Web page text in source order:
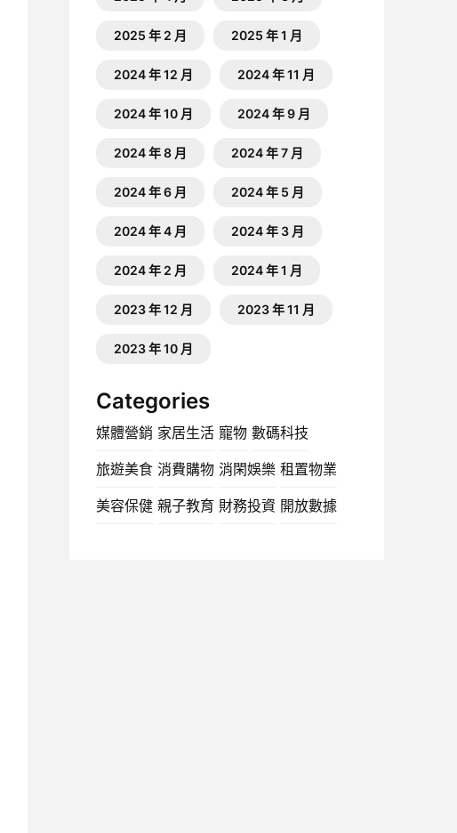
2025 年 2 月 2025 年 1 月
2024 年 12 月 2024 年 11 月
2024 年 10 月 2024 年 9 月
2024 年 8 月 2024 年 7 月
2024 年 6 月 2024 年 5 月
2024 年 4 月 2024 年 3 月
2024 年 2 月 2024 年 1 月
2023 年 12 月 2023 年 11 月
2023 年 10 月
Categories
媒體營銷 家居生活 寵物 數碼科技
旅遊美食 消費購物 消閑娛樂 租置物業
美容保健 親子教育 財務投資 開放數據